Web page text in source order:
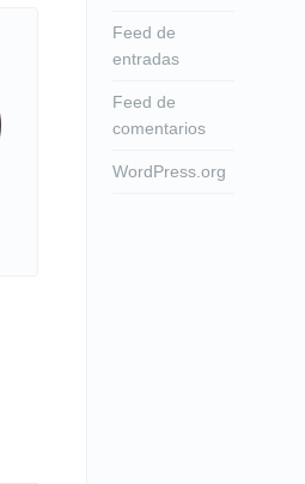
Feed de
entradas
Feed de
comentarios
WordPress.org